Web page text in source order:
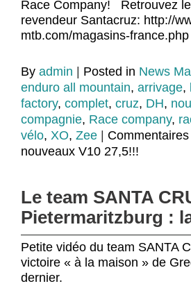
Race Company! Retrouvez
revendeur Santacruz: http://
mtb.com/magasins-france.php
By admin Posted in News
enduro all mountain, arrivage,
factory, complet, cruz, DH,
compagnie, Race company,
vélo, XO, Zee
nouveaux V10 27,5!!!
Le team SANTA
Pietermaritzburg :
Petite vidéo du team SANTA
victoire « à la maison » de
dernier.